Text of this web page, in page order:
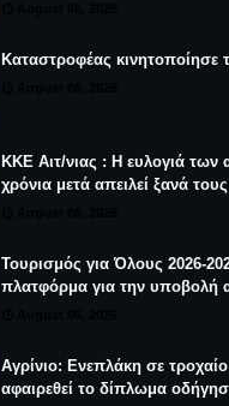
Καταστροφέας κινητοποίησε
ΚΚΕ Αιτ/νιας : Η ευλογιά
χρόνια μετά απειλεί ξανά
Τουρισμός για Όλους 2026-
πλατφόρμα για την υποβολή
Αγρίνιο: Ενεπλάκη σε
αφαιρεθεί το δίπλωμα